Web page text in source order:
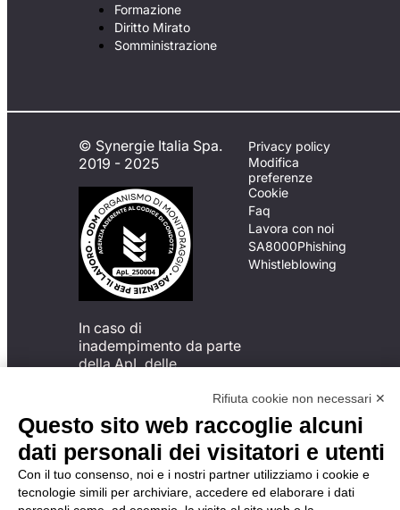
Formazione
Diritto Mirato
Somministrazione
© Synergie Italia Spa.
2019 - 2025
In caso di
inadempimento da parte
della ApL delle
del Codice di Condotta, è
possibile presentare un
reclamo
all’Organismo di
Monitoraggio utilizzando
una delle modalità
descritte al seguente
Privacy policy
Modifica
preferenze
Cookie
Faq
Lavora con noi
SA8000Phishing
Whistleblowing
Rifiuta cookie non necessari ✕
Questo sito web raccoglie alcuni
dati personali dei visitatori e utenti
Con il tuo consenso, noi e i nostri partner utilizziamo i cookie e
tecnologie simili per archiviare, accedere ed elaborare i dati